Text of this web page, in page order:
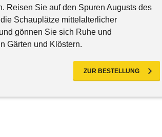
Reisen Sie auf den Spuren Augusts des
Schauplätze mittelalterlicher
gönnen Sie sich Ruhe und
Gärten und Klöstern.
ZUR BESTELLUNG